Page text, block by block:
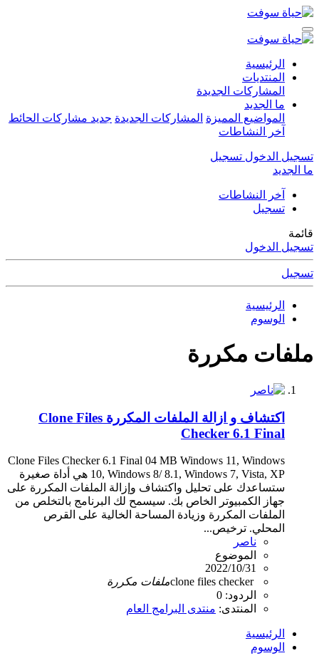
الرئيسية
المنتديات
المشاركات الجديدة
ما الجديد
المواضيع المميزة المشاركات الجديدة جديد مشاركات الحائط
آخر النشاطات
تسجيل الدخول تسجيل
ما الجديد
آخر النشاطات
تسجيل
قائمة
تسجيل الدخول
تسجيل
الرئيسية
الوسوم
ملفات مكررة
اكتشاف و ازالة الملفات المكررة Clone Files
Checker 6.1 Final
Clone Files Checker 6.1 Final 04 MB Windows 11, Windows
10, Windows 8/ 8.1, Windows 7, Vista, XP هي أداة صغيرة
ستساعدك على تحليل واكتشاف وإزالة الملفات المكررة على
جهاز الكمبيوتر الخاص بك. سيسمح لك البرنامج بالتخلص من
الملفات المكررة وزيادة المساحة الخالية على القرص
المحلي. ترخيص...
ناصر
الموضوع
2022/10/31
clone files checkerملفات مكررة
الردود: 0
المنتدى: منتدى البرامج العام
الرئيسية
الوسوم